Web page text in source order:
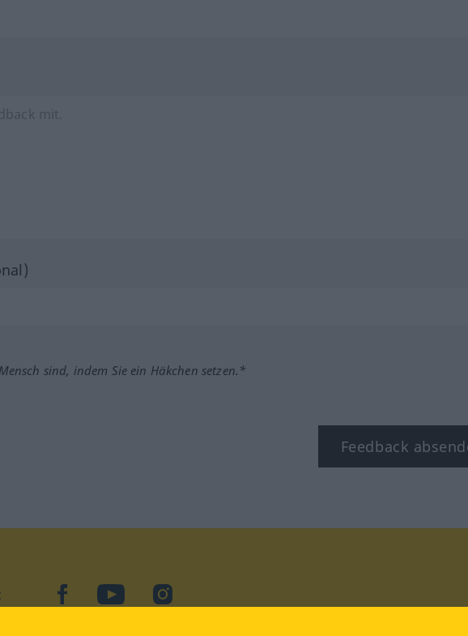
sind, indem Sie ein Häkchen setzen.*
Feedback
facebookYouTubeInstagram